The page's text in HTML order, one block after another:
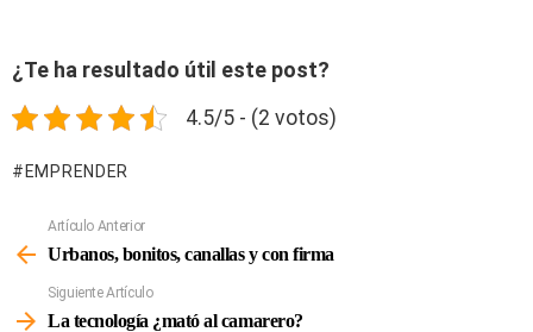
¿Te ha resultado útil este post?
4.5/5 - (2 votos)
EMPRENDER
Más
Artículo Anterior
Urbanos, bonitos, canallas y con firma
Siguiente Artículo
La tecnología ¿mató al camarero?